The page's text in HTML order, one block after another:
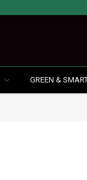
GREEN &